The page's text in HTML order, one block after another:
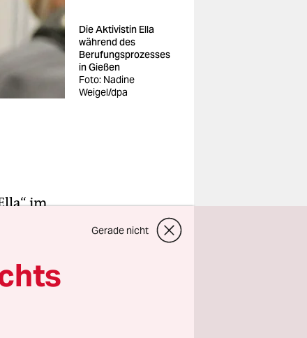
Die Aktivistin Ella
während des
Berufungsprozesses
in Gießen
Foto: Nadine
Weigel/dpa
im
Gerade nicht